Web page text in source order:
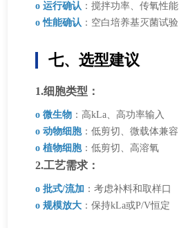
o 运行确认 ：搅拌功率、传氧性能
o 性能确认 ：空白培养基灭菌试验
七、选型建议
1.细胞类型：
o 微生物 ：高kLa、高功率输入
o 动物细胞：低剪切、微载体兼容
o 植物细胞：低剪切、高溶氧
2.工艺需求：
o 批式/流加 ：考虑补料和取样口
o 规模放大 ：保持kLa或P/V恒定